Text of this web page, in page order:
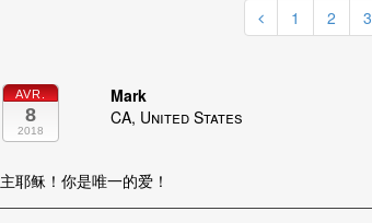
1 2 3
AVR.
8
2018
Mark
CA, United States
主耶稣！你是唯一的爱！